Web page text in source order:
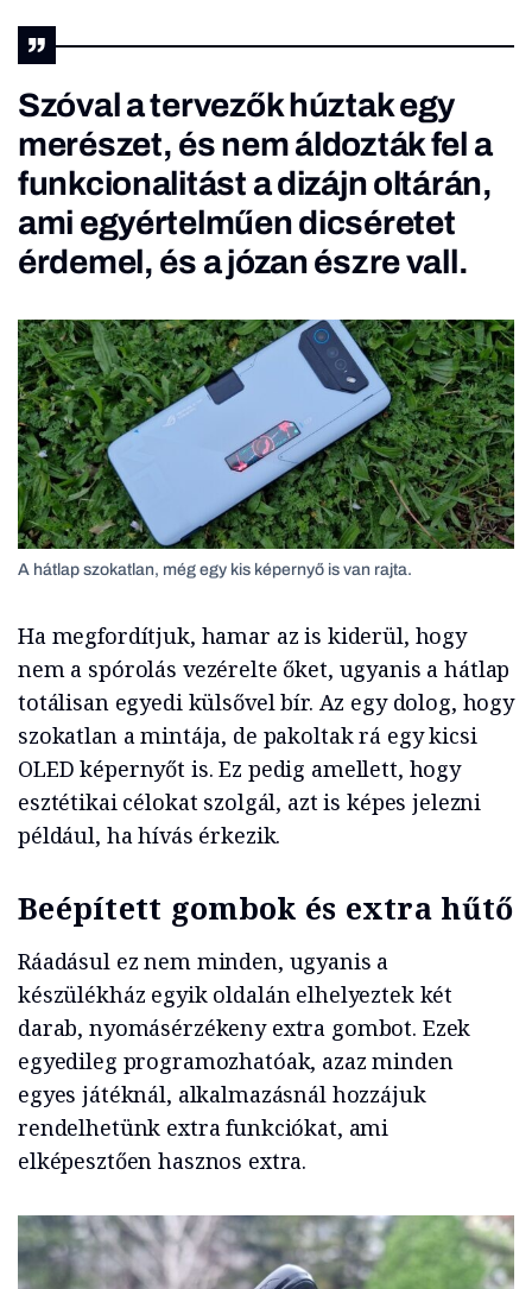
Szóval a tervezők húztak egy
merészet, és nem áldozták fel a
funkcionalitást a dizájn oltárán,
ami egyértelműen dicséretet
érdemel, és a józan észre vall.
A hátlap szokatlan, még egy kis képernyő is van rajta.
Ha megfordítjuk, hamar az is kiderül, hogy
nem a spórolás vezérelte őket, ugyanis a hátlap
totálisan egyedi külsővel bír. Az egy dolog, hogy
szokatlan a mintája, de pakoltak rá egy kicsi
OLED képernyőt is. Ez pedig amellett, hogy
esztétikai célokat szolgál, azt is képes jelezni
például, ha hívás érkezik.
Beépített gombok és extra hűtő
Ráadásul ez nem minden, ugyanis a
készülékház egyik oldalán elhelyeztek két
darab, nyomásérzékeny extra gombot. Ezek
egyedileg programozhatóak, azaz minden
egyes játéknál, alkalmazásnál hozzájuk
rendelhetünk extra funkciókat, ami
elképesztően hasznos extra.